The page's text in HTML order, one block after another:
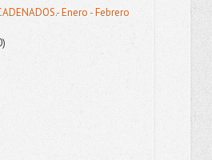
Enero - Febrero